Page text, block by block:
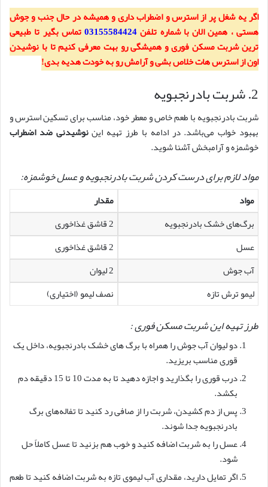
اگر یه شغل پر از استرس و اضطراب داری و همیشه در حال جنب و جوش
هستی ، همین الان با شماره تلفن03155584424تماس بگیر تا طبیعی
ترین شربت مسکن فوری و همیشگی رو بهت معرفی کنیم تا با نوشیدن
اون از استرس هات خلاص بشی و آرامش رو به خودت هدیه بدی!
2. شربت بادرنجبویه
شربت بادرنجبویه با طعم خاص و معطر خود، مناسب برای تسکین استرس و
بهبود خواب می‌باشد. در ادامه با طرز تهیه ایننوشیدنی ضد اضطراب
خوشمزه و آرامبخش آشنا شوید.
مواد لازم برای درست کردن شربت بادرنجبویه و عسل خوشمزه:
مواد
مقدار
برگ‌های خشک بادرنجبویه
2 قاشق غذاخوری
عسل
2 قاشق غذاخوری
آب جوش
2 لیوان
لیمو ترش تازه
نصف لیمو (اختیاری)
طرز تهیه این شربت مسکن فوری :
دو لیوان آب جوش را همراه با برگ های خشک بادرنجبویه، داخل یک
قوری مناسب بریزید.
درب قوری را بگذارید و اجازه دهید تا به مدت 10 تا 15 دقیقه دم
بکشد.
پس از دم کشیدن، شربت را از صافی رد کنید تا تفاله‌های برگ
بادرنجبویه جدا شوند.
عسل را به شربت اضافه کنید و خوب هم بزنید تا عسل کاملاً حل
شود.
اگر تمایل دارید، مقداری آب لیموی تازه به شربت اضافه کنید تا طعم